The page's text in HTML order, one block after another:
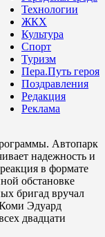
Технологии
ЖКХ
Культура
Спорт
Туризм
Пера.Путь героя
Поздравления
Редакция
Реклама
Автопарк
надежность и
в формате
обстановке
бригад вручал
Коми Эдуард
двадцати